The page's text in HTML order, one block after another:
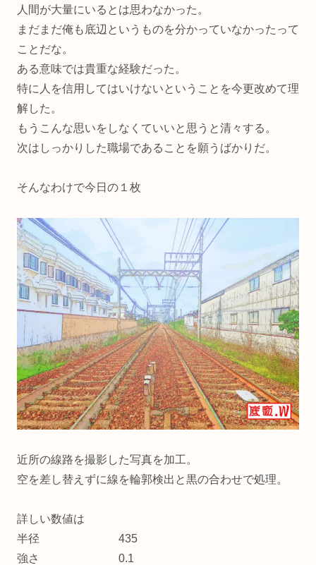
人間が大量にいるとは思わなかった。
まだまだ俺も底辺というものを分かっていなかったって
ことだな。
ある意味では貴重な経験だった。
特に人を信用してはいけないということを今更改めて理
解した。
もうこんな思いをしなくていいと思うと清々する。
次はしっかりした職場であることを願うばかりだ。
そんなわけで今日の１枚
近所の線路を撮影した写真を加工。
空を差し替えずに線を輪郭検出と黒の合わせで処理。
詳しい数値は
半径 435
強さ 0.1